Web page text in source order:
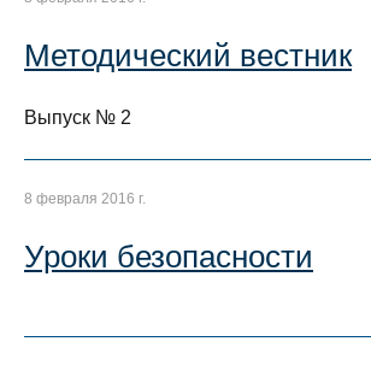
Методический вестник
Выпуск № 2
8 февраля 2016 г.
Уроки безопасности